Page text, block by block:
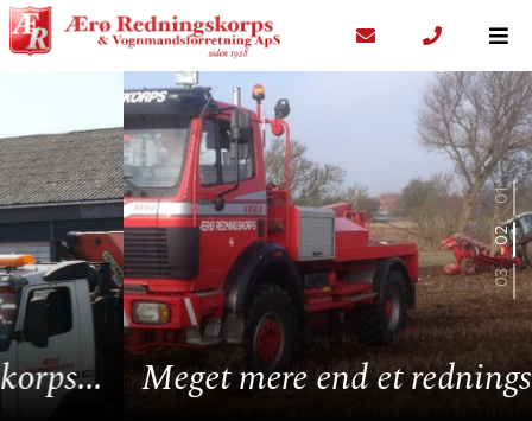
Meget mere end et redningskorps...